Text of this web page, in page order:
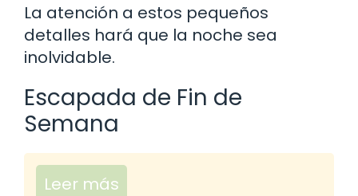
La atención a estos pequeños
detalles hará que la noche sea
inolvidable.
Escapada de Fin de
Semana
Leer más